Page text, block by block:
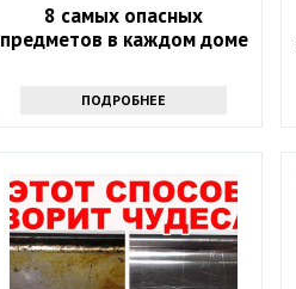
8 самых опасных
предметов в каждом доме
ПОДРОБНЕЕ